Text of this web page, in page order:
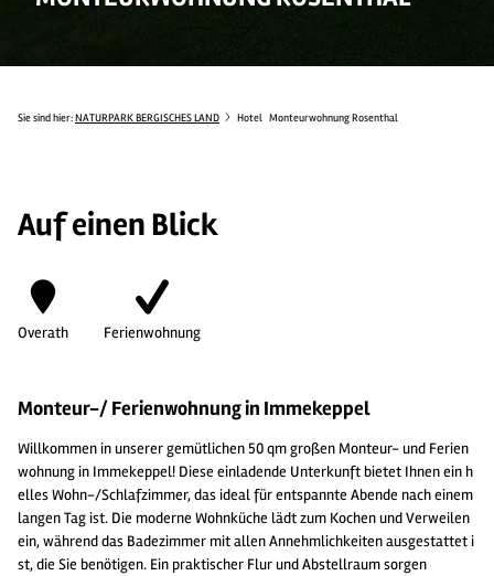
Sie sind hier:NATURPARK BERGISCHES LAND Hotel Monteurwohnung Rosenthal
Auf einen Blick
Overath Ferienwohnung
Monteur-/ Ferienwohnung in Immekeppel
Willkommen in unserer gemütlichen 50 qm großen Monteur- und Ferien
wohnung in Immekeppel! Diese einladende Unterkunft bietet Ihnen ein h
elles Wohn-/Schlafzimmer, das ideal für entspannte Abende nach einem
langen Tag ist. Die moderne Wohnküche lädt zum Kochen und Verweilen
ein, während das Badezimmer mit allen Annehmlichkeiten ausgestattet i
st, die Sie benötigen. Ein praktischer Flur und Abstellraum sorgen